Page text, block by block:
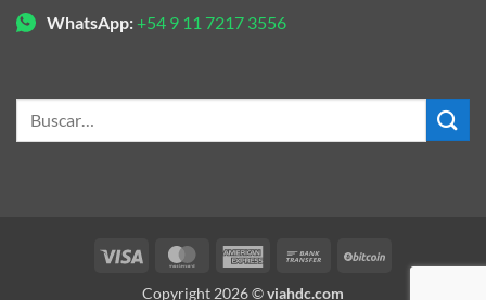
WhatsApp:+54 9 11 7217 3556
Visa MasterCardAmerican
Bank
Copyright 2026 ©viahdc.com